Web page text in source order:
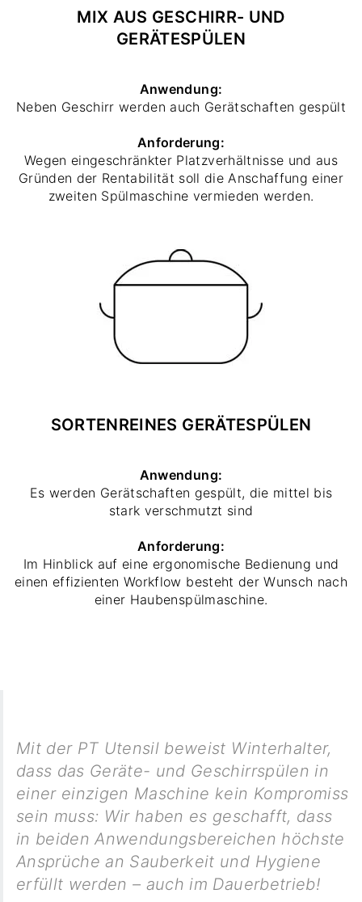
MIX AUS GESCHIRR- UND
GERÄTESPÜLEN
Anwendung:
Neben Geschirr werden auch Gerätschaften gespült
Anforderung:
Wegen eingeschränkter Platzverhältnisse und aus
Gründen der Rentabilität soll die Anschaffung einer
zweiten Spülmaschine vermieden werden.
SORTENREINES GERÄTESPÜLEN
Anwendung:
Es werden Gerätschaften gespült, die mittel bis
stark verschmutzt sind
Anforderung:
Im Hinblick auf eine ergonomische Bedienung und
einen effizienten Workflow besteht der Wunsch nach
einer Haubenspülmaschine.
Mit der PT Utensil beweist Winterhalter,
dass das Geräte- und Geschirrspülen in
einer einzigen Maschine kein Kompromiss
sein muss: Wir haben es geschafft, dass
in beiden Anwendungsbereichen höchste
Ansprüche an Sauberkeit und Hygiene
erfüllt werden – auch im Dauerbetrieb!